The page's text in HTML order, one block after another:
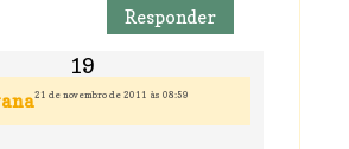
Responder
21 de novembro de 2011 às 08:59